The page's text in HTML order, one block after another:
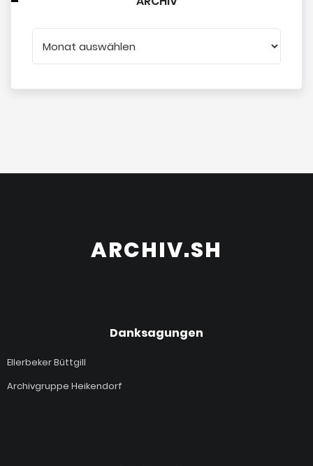
ARCHIV.SH
Danksagungen
Ellerbeker Büttgill
Archivgruppe Heikendorf